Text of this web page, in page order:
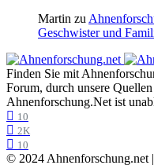
Martin zu
Geschwister und
Finden Sie mit
Forum, durch unsere
Ahnenforschung.Net ist
10
2K
10
© 2024 Ahnenforschung.net |